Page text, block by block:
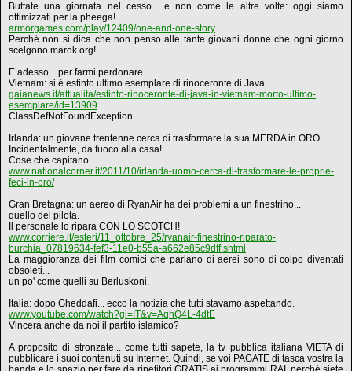
Buttate una giornata nel cesso... e non come le altre volte: oggi siamo
ottimizzati per la pheega!
armorgames.com/play/12409/one-and-one-story
Perché non si dica che non penso alle tante giovani donne che ogni giorno
scelgono marok.org!
E adesso... per farmi perdonare...
Vietnam: si è estinto ultimo esemplare di rinoceronte di Java
gaianews.it/attualita/estinto-rinoceronte-di-java-in-vietnam-morto-ultimo-
esemplare/id=13909
ClassDefNotFoundException
Irlanda: un giovane trentenne cerca di trasformare la sua MERDA in ORO.
Incidentalmente, dà fuoco alla casa!
Cose che capitano.
www.nationalcorner.it/2011/10/irlanda-uomo-cerca-di-trasformare-le-proprie-
feci-in-oro/
Gran Bretagna: un aereo di RyanAir ha dei problemi a un finestrino...
quello del pilota.
Il personale lo ripara CON LO SCOTCH!
www.corriere.it/esteri/11_ottobre_25/ryanair-finestrino-riparato-
burchia_07819634-fef3-11e0-b55a-a662e85c9dff.shtml
La maggioranza dei film comici che parlano di aerei sono di colpo diventati
obsoleti...
un po' come quelli su Berluskoni.
Italia: dopo Gheddafi... ecco la notizia che tutti stavamo aspettando.
www.youtube.com/watch?gl=IT&v=AqhQ4L-4dtE
Vincerà anche da noi il partito islamico?
A proposito di stronzate... come tutti sapete, la tv pubblica italiana VIETA di
pubblicare i suoi contenuti su Internet. Quindi, se voi PAGATE di tasca vostra la